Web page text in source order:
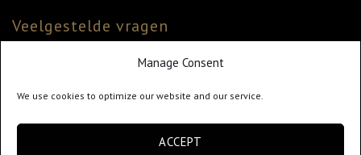
Manage Consent
We use cookies to optimize our website and our service.
ACCEPT
Veelgestelde vragen
Veelgestelde vragen
Klantenservice